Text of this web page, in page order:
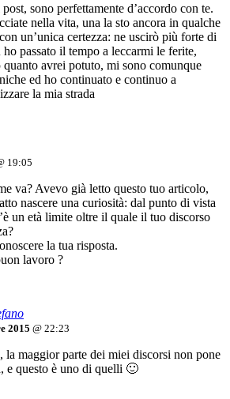
sono perfettamente d’accordo con te.
nella vita, una la sto ancora in qualche
un’unica certezza: ne uscirò più forte di
passato il tempo a leccarmi le ferite,
quanto avrei potuto, mi sono comunque
ed ho continuato e continuo a
la mia strada
19:05
va? Avevo già letto questo tuo articolo,
nascere una curiosità: dal punto di vista
un età limite oltre il quale il tuo discorso
la tua risposta.
lavoro ?
2015 @ 22:23
la maggior parte dei miei discorsi non pone
e questo è uno di quelli 🙂